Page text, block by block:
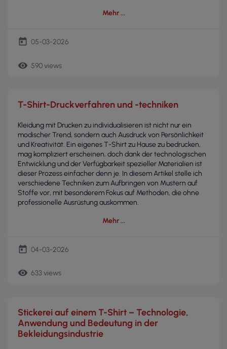
Mehr
today 05-03-2026
remove_red_eye 590 views
T-Shirt-Druckverfahren und -techniken
Kleidung mit Drucken zu individualisieren ist nicht nur ein
modischer Trend, sondern auch Ausdruck von Persönlichkeit
und Kreativität. Ein eigenes T-Shirt zu Hause zu bedrucken,
mag kompliziert erscheinen, doch dank der technologischen
Entwicklung und der Verfügbarkeit spezieller Materialien ist
dieser Prozess einfacher denn je. In diesem Artikel stelle ich
verschiedene Techniken zum Aufbringen von Mustern auf
Stoffe vor, mit besonderem Fokus auf Methoden, die ohne
professionelle Ausrüstung auskommen.
Mehr
today 04-03-2026
remove_red_eye 633 views
Stickerei auf einem T-Shirt – Technologie,
Anwendung und Bedeutung in der
Bekleidungsindustrie